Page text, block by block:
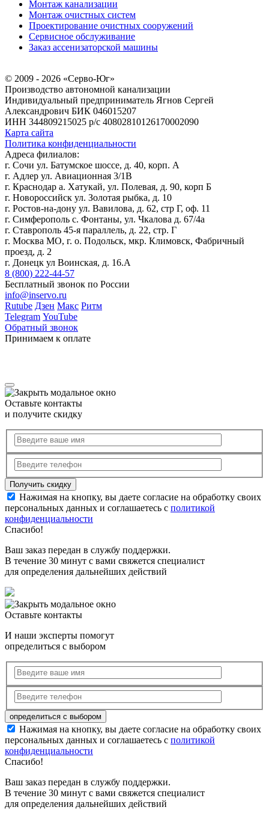
Монтаж канализации
Монтаж очистных систем
Проектирование очистных сооружений
Сервисное обслуживание
Заказ ассенизаторской машины
© 2009 - 2026 «Серво-Юг»
Производство автономной канализации
Индивидуальный предприниматель Ягнов Сергей
Александрович БИК 046015207
ИНН 344809215025 р/с 40802810126170002090
Карта сайта
Политика конфиденциальности
Адреса филиалов:
г. Сочи ул. Батумское шоссе, д. 40, корп. А
г. Адлер ул. Авиационная 3/1В
г. Краснодар а. Хатукай, ул. Полевая, д. 90, корп Б
г. Новороссийск ул. Золотая рыбка, д. 10
г. Ростов-на-дону ул. Вавилова, д. 62, стр Г, оф. 11
г. Симферополь с. Фонтаны, ул. Чкалова д. 67/4а
г. Ставрополь 45-я параллель, д. 22, стр. Г
г. Москва МО, г. о. Подольск, мкр. Климовск, Фабричный
проезд, д. 2
г. Донецк ул Воинская, д. 16.А
8 (800) 222-44-57
Бесплатный звонок по России
info@inservo.ru
Rutube Дзен Макс Ритм
Telegram YouTube
Обратный звонок
Принимаем к оплате
Оставьте контакты
и получите скидку
Нажимая на кнопку, вы даете согласие на обработку своих
персональных данных и соглашаетесь с политикой
конфиденциальности
Спасибо!
Ваш заказ передан в службу поддержки.
В течение 30 минут с вами свяжется специалист
для определения дальнейших действий
Оставьте контакты
И наши эксперты помогут
определиться с выбором
Нажимая на кнопку, вы даете согласие на обработку своих
персональных данных и соглашаетесь с политикой
конфиденциальности
Спасибо!
Ваш заказ передан в службу поддержки.
В течение 30 минут с вами свяжется специалист
для определения дальнейших действий